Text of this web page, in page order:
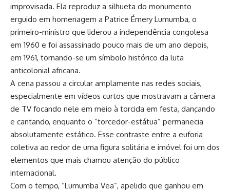
improvisada. Ela reproduz a silhueta do monumento
erguido em homenagem a Patrice Émery Lumumba, o
primeiro-ministro que liderou a independência congolesa
em 1960 e foi assassinado pouco mais de um ano depois,
em 1961, tornando-se um símbolo histórico da luta
anticolonial africana.
A cena passou a circular amplamente nas redes sociais,
especialmente em vídeos curtos que mostravam a câmera
de TV focando nele em meio à torcida em festa, dançando
e cantando, enquanto o “torcedor-estátua” permanecia
absolutamente estático. Esse contraste entre a euforia
coletiva ao redor de uma figura solitária e imóvel foi um dos
elementos que mais chamou atenção do público
internacional.
Com o tempo, “Lumumba Vea”, apelido que ganhou em